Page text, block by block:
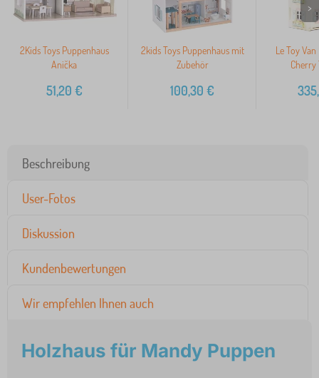
2Kids Toys Puppenhaus
Anička
51,20 €
2kids Toys Puppenhaus mit
Zubehör
100,30 €
Le Toy
Cherry
>
Beschreibung
User-Fotos
Diskussion
Kundenbewertungen
Wir empfehlen Ihnen auch
Holzhaus für Mandy Puppen